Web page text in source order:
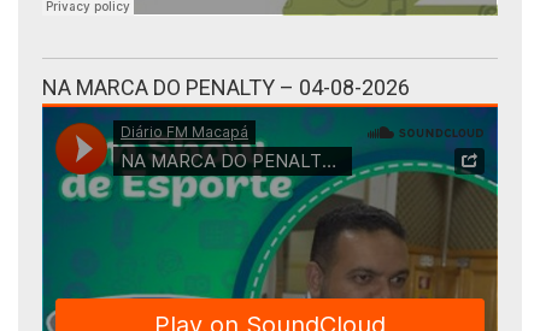
NA MARCA DO PENALTY – 04-08-2026